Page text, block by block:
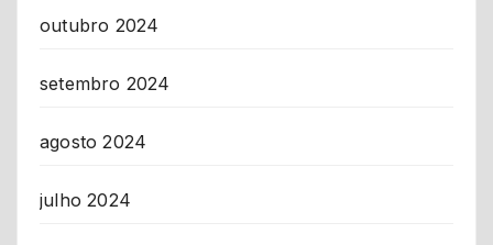
outubro 2024
setembro 2024
agosto 2024
julho 2024